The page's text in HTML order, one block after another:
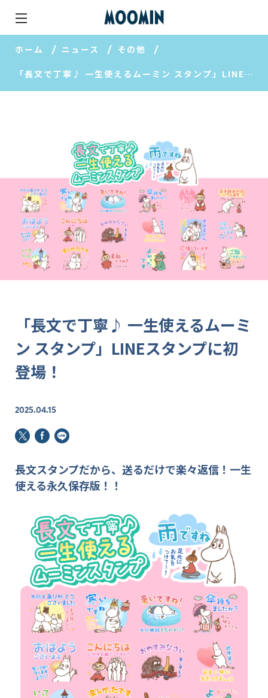
ホーム ニュース その他
「長文で丁寧♪ 一生使えるムーミン スタンプ」LINEスタンプに初登場！
「長文で丁寧♪ 一生使えるムーミ
ン スタンプ」LINEスタンプに初
登場！
2025.04.15
長文スタンプだから、送るだけで楽々返信！一生
使える永久保存版！！